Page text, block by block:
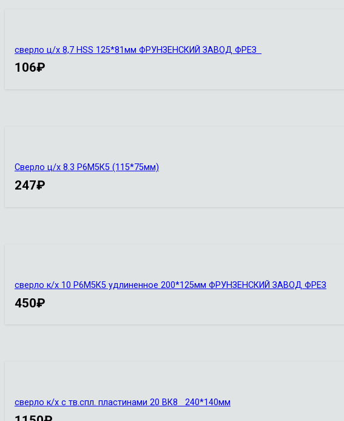
сверло ц/х 8,7 HSS 125*81мм ФРУНЗЕНСКИЙ ЗАВОД ФРЕЗ
106₽
Сверло ц/х 8.3 Р6М5К5 (115*75мм)
247₽
сверло к/х 10 Р6М5К5 удлиненное 200*125мм ФРУНЗЕНСКИЙ ЗАВОД ФРЕЗ
450₽
сверло к/х с тв.спл. пластинами 20 ВК8 240*140мм